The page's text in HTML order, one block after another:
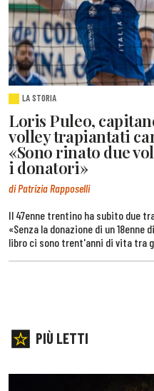
LA STORIA
Loris Puleo,
volley trapiantati
«Sono rinato due
i donatori»
di Patrizia Rapposelli
Il 47enne trentino ha subito due
«Senza la donazione di un 18enne
libro ci sono trent'anni di vita tra
PIÙ LETTI